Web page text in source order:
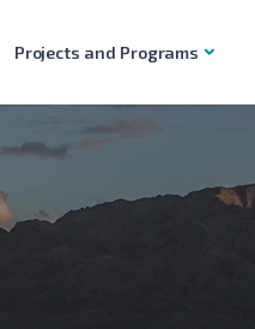
Projects and Programs